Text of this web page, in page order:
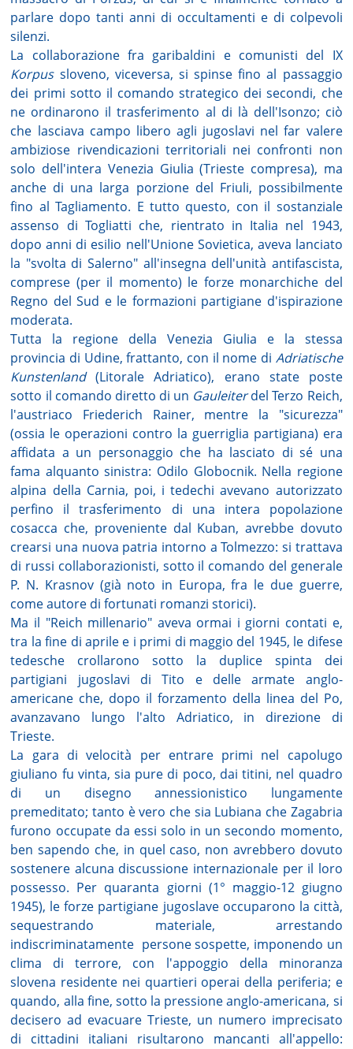
parlare dopo tanti anni di occultamenti e di colpevoli
silenzi.
La collaborazione fra garibaldini e comunisti del IX
Korpus sloveno, viceversa, si spinse fino al passaggio
dei primi sotto il comando strategico dei secondi, che
ne ordinarono il trasferimento al di là dell'Isonzo; ciò
che lasciava campo libero agli jugoslavi nel far valere
ambiziose rivendicazioni territoriali nei confronti non
solo dell'intera Venezia Giulia (Trieste compresa), ma
anche di una larga porzione del Friuli, possibilmente
fino al Tagliamento. E tutto questo, con il sostanziale
assenso di Togliatti che, rientrato in Italia nel 1943,
dopo anni di esilio nell'Unione Sovietica, aveva lanciato
la "svolta di Salerno" all'insegna dell'unità antifascista,
comprese (per il momento) le forze monarchiche del
Regno del Sud e le formazioni partigiane d'ispirazione
moderata.
Tutta la regione della Venezia Giulia e la stessa
provincia di Udine, frattanto, con il nome di Adriatische
Kunstenland(Litorale Adriatico), erano state poste
sotto il comando diretto di un Gauleiterdel Terzo Reich,
l'austriaco Friederich Rainer, mentre la "sicurezza"
(ossia le operazioni contro la guerriglia partigiana) era
affidata a un personaggio che ha lasciato di sé una
fama alquanto sinistra: Odilo Globocnik. Nella regione
alpina della Carnia, poi, i tedechi avevano autorizzato
perfino il trasferimento di una intera popolazione
cosacca che, proveniente dal Kuban, avrebbe dovuto
crearsi una nuova patria intorno a Tolmezzo: si trattava
di russi collaborazionisti, sotto il comando del generale
P. N. Krasnov (già noto in Europa, fra le due guerre,
come autore di fortunati romanzi storici).
Ma il "Reich millenario" aveva ormai i giorni contati e,
tra la fine di aprile e i primi di maggio del 1945, le difese
tedesche crollarono sotto la duplice spinta dei
partigiani jugoslavi di Tito e delle armate anglo-
americane che, dopo il forzamento della linea del Po,
avanzavano lungo l'alto Adriatico, in direzione di
Trieste.
La gara di velocità per entrare primi nel capolugo
giuliano fu vinta, sia pure di poco, dai titini, nel quadro
di un disegno annessionistico lungamente
premeditato; tanto è vero che sia Lubiana che Zagabria
furono occupate da essi solo in un secondo momento,
ben sapendo che, in quel caso, non avrebbero dovuto
sostenere alcuna discussione internazionale per il loro
possesso. Per quaranta giorni (1° maggio-12 giugno
1945), le forze partigiane jugoslave occuparono la città,
sequestrando materiale, arrestando
indiscriminatamente persone sospette, imponendo un
clima di terrore, con l'appoggio della minoranza
slovena residente nei quartieri operai della periferia; e
quando, alla fine, sotto la pressione anglo-americana, si
decisero ad evacuare Trieste, un numero imprecisato
di cittadini italiani risultarono mancanti all'appello: